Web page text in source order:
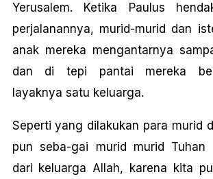
Yerusalem. Ketika Paulus
perjalanannya, murid-murid dan
anak mereka mengantarnya
dan di tepi pantai mereka
layaknya satu keluarga.
Seperti yang dilakukan para murid
pun seba-gai murid murid Tuhan
dari keluarga Allah, karena kita